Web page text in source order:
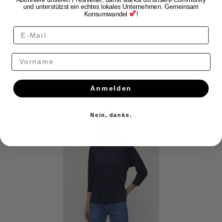
Zuletzt angesehen
und unterstützst ein echtes lokales Unternehmen. Gemeinsam
Konsumwandel !
Vorname
Anmelden
Nein, danke.